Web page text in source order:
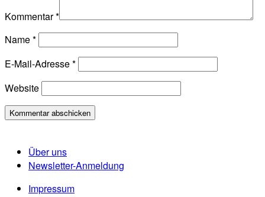
Kommentar*
Name*
E-Mail-Adresse*
Website
Über uns
Newsletter-Anmeldung
Impressum